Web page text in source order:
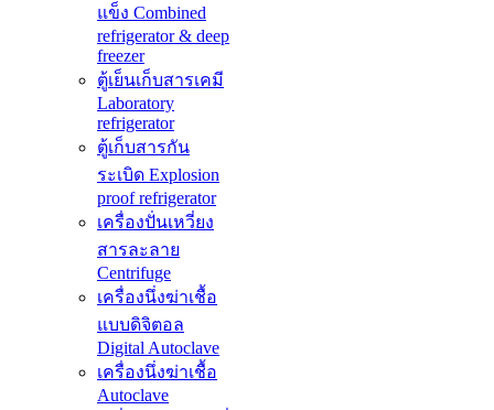
แข็ง Combined
refrigerator & deep
freezer
ตู้เย็นเก็บสารเคมี
Laboratory
refrigerator
ตู้เก็บสารกัน
ระเบิด Explosion
proof refrigerator
เครื่องปั่นเหวี่ยง
สารละลาย
Centrifuge
เครื่องนึ่งฆ่าเชื้อ
แบบดิจิตอล
Digital Autoclave
เครื่องนึ่งฆ่าเชื้อ
Autoclave